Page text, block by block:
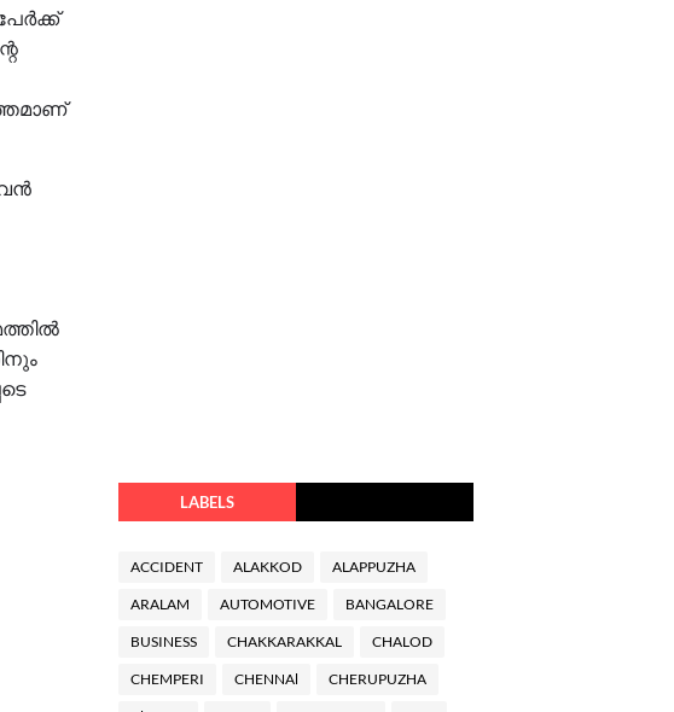
LABELS
ACCIDENT ALAKKOD ALAPPUZHA
ARALAM AUTOMOTIVE BANGALORE
BUSINESS CHAKKARAKKAL CHALOD
CHEMPERI CHENNAl CHERUPUZHA